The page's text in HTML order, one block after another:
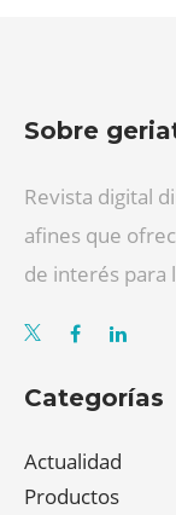
Sobre
Revista digital
afines que
de interés para
Categorías
Actualidad
Productos